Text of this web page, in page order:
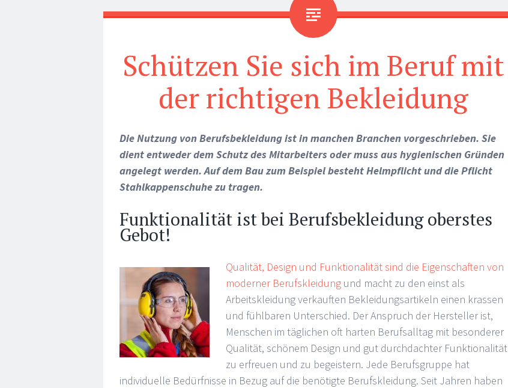
Schützen Sie sich im Beruf mit
der richtigen Bekleidung
Die Nutzung von Berufsbekleidung ist in manchen Branchen vorgeschrieben. Sie
dient entweder dem Schutz des Mitarbeiters oder muss aus hygienischen Gründen
angelegt werden. Auf dem Bau zum Beispiel besteht Helmpflicht und die Pflicht
Stahlkappenschuhe zu tragen.
Funktionalität ist bei Berufsbekleidung oberstes
Gebot!
Qualität, Design und Funktionalität sind die Eigenschaften von
moderner Berufskleidung und macht zu den einst als
Arbeitskleidung verkauften Bekleidungsartikeln einen krassen
und fühlbaren Unterschied. Der Anspruch der Hersteller ist,
Menschen im täglichen oft harten Berufsalltag mit besonderer
Qualität, schönem Design und gut durchdachter Funktionalität
zu erfreuen und zu begeistern. Jede Berufsgruppe hat
individuelle Bedürfnisse in Bezug auf die benötigte Berufskleidung. Seit Jahren haben